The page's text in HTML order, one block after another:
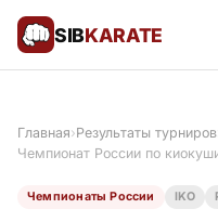
SIBKARATE
Главная›Результаты турниров
Чемпионат России по
Чемпионаты России IKO